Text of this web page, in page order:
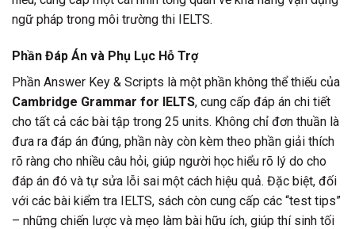
ngữ pháp trong môi trường thi IELTS.
Phần Đáp Án và Phụ Lục Hỗ Trợ
Phần Answer Key & Scripts là một phần không thể thiếu của
Cambridge Grammar for IELTS, cung cấp đáp án chi tiết
cho tất cả các bài tập trong 25 units. Không chỉ đơn thuần là
đưa ra đáp án đúng, phần này còn kèm theo phần giải thích
rõ ràng cho nhiều câu hỏi, giúp người học hiểu rõ lý do cho
đáp án đó và tự sửa lỗi sai một cách hiệu quả. Đặc biệt, đối
với các bài kiểm tra IELTS, sách còn cung cấp các “test tips”
– những chiến lược và mẹo làm bài hữu ích, giúp thí sinh tối